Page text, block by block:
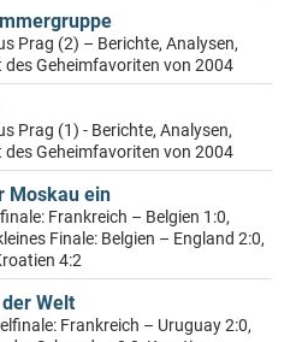
Prag (2) – Berichte, Analysen,
Geheimfavoriten von 2004
Prag (1) - Berichte, Analysen,
Geheimfavoriten von 2004
Moskau ein
Frankreich – Belgien 1:0,
Finale: Belgien – England 2:0,
4:2
Welt
Frankreich – Uruguay 2:0,